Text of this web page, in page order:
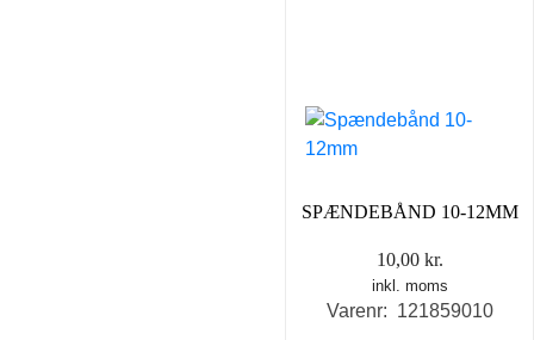
SPÆNDEBÅND 10-12MM
10,00 kr.
inkl. moms
Varenr: 121859010